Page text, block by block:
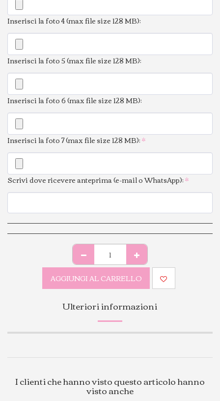
Inserisci la foto 4 (max file size 128 MB):
Inserisci la foto 5 (max file size 128 MB):
Inserisci la foto 6 (max file size 128 MB):
Inserisci la foto 7 (max file size 128 MB):*
Scrivi dove ricevere anteprima (e-mail o WhatsApp):*
AGGIUNGI AL CARRELLO
Ulteriori informazioni
I clienti che hanno visto questo articolo hanno
visto anche